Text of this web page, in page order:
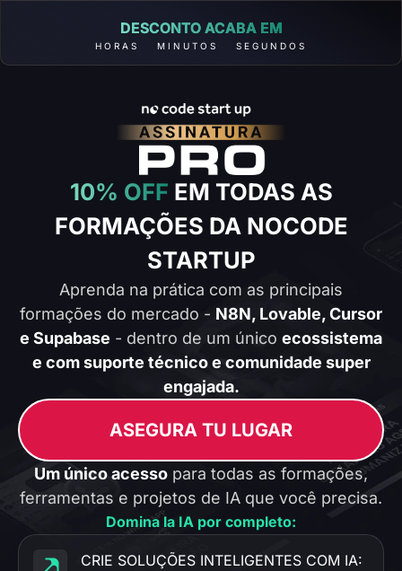
DESCONTO ACABA EM
HORAS MINUTOS SEGUNDOS
10% OFF EM TODAS AS
FORMAÇÕES DA NOCODE
STARTUP
Aprenda na prática com as principais
formações do mercado - N8N, Lovable, Cursor
e Supabase - dentro de um único ecossistema
e com suporte técnico e comunidade super
engajada.
ASEGURA TU LUGAR
Um único acesso para todas as formações,
ferramentas e projetos de IA que você precisa.
Domina la IA por completo:
CRIE SOLUÇÕES INTELIGENTES COM IA: